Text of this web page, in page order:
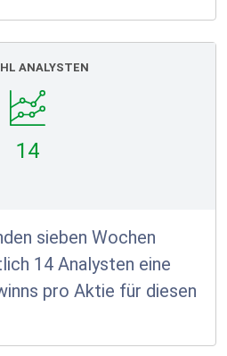
ANALYSTEN
14
sieben Wochen
14 Analysten eine
pro Aktie für diesen